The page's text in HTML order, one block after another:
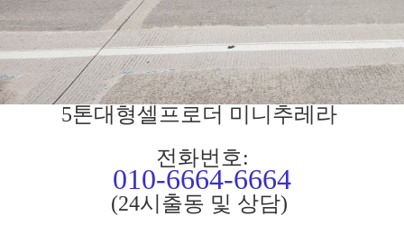
5톤대형셀프로더 미니추레라
전화번호:
010-6664-6664
(24시출동 및 상담)